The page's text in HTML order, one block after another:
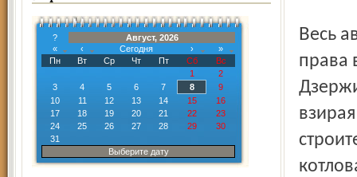
?
Август, 2026
«
‹ Сегодня ›
»
Пн
Вт Ср Чт Пт Сб
Вс
1
2
3
4 5 6 7 8
9
10
11 12 13 14 15
16
17
18 19 20 21 22
23
24
25 26 27 28 29
30
31
Выберите дату
Весь август и сентябрь брагинцы пытались отстоять свои
права